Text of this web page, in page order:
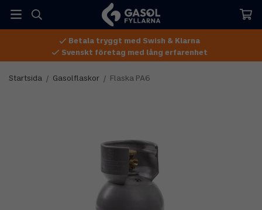
Betala tryggt med Swish & Klarna
Svenskt företag med lång erfarenhet
Startsida / Gasolflaskor / Flaska PA6